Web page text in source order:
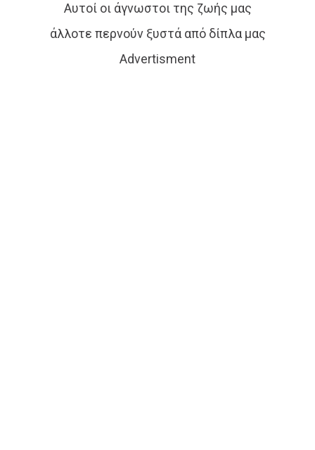
Αυτοί οι άγνωστοι της ζωής μας
άλλοτε περνούν ξυστά από δίπλα μας
Advertisment